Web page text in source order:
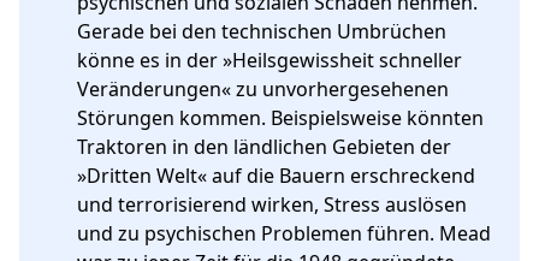
Gerade bei den technischen Umbrüchen
könne es in der »Heilsgewissheit schneller
Veränderungen« zu unvorhergesehenen
Störungen kommen. Beispielsweise könnten
Traktoren in den ländlichen Gebieten der
»Dritten Welt« auf die Bauern erschreckend
und terrorisierend wirken, Stress auslösen
und zu psychischen Problemen führen. Mead